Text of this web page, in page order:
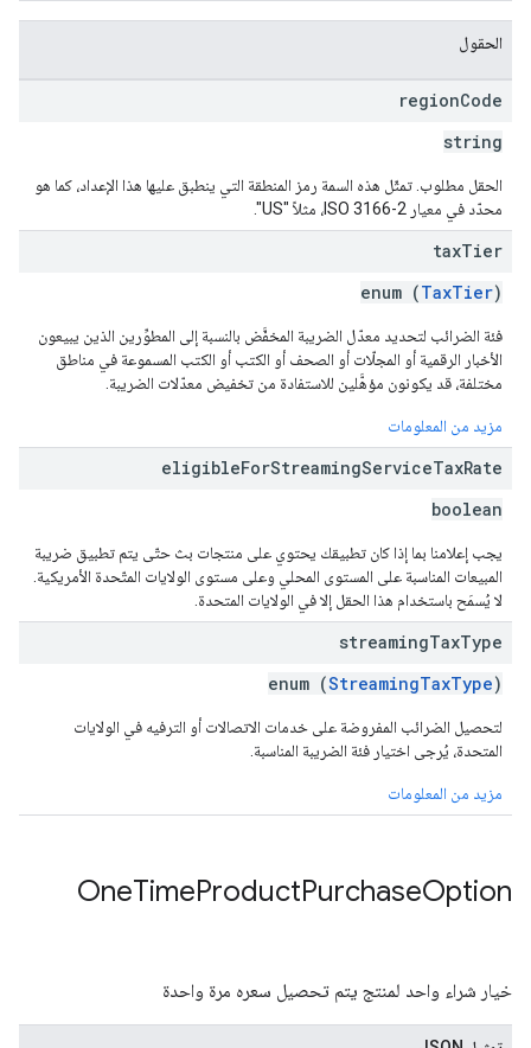
الحقول
regionCode
string
الحقل مطلوب. تمثّل هذه السمة رمز المنطقة التي ينطبق عليها هذا الإعداد، كما هو
محدّد في معيار ISO 3166-2، مثلاً "US".
taxTier
enum (TaxTier)
فئة الضرائب لتحديد معدّل الضريبة المخفَّض بالنسبة إلى المطوِّرين الذين يبيعون
الأخبار الرقمية أو المجلّات أو الصحف أو الكتب أو الكتب المسموعة في مناطق
مختلفة، قد يكونون مؤهَّلين للاستفادة من تخفيض معدّلات الضريبة.
مزيد من المعلومات
eligibleForStreamingServiceTaxRate
boolean
يجب إعلامنا بما إذا كان تطبيقك يحتوي على منتجات بث حتّى يتم تطبيق ضريبة
المبيعات المناسبة على المستوى المحلي وعلى مستوى الولايات المتّحدة الأمريكية.
لا يُسمَح باستخدام هذا الحقل إلا في الولايات المتحدة.
streamingTaxType
enum (StreamingTaxType)
لتحصيل الضرائب المفروضة على خدمات الاتصالات أو الترفيه في الولايات
المتحدة، يُرجى اختيار فئة الضريبة المناسبة.
مزيد من المعلومات
OneTimeProductPurchaseOption
خيار شراء واحد لمنتج يتم تحصيل سعره مرة واحدة